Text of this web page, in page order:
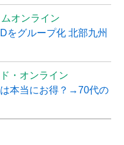
オンライン
をグループ化 北部九州
・オンライン
は本当にお得？→70代の